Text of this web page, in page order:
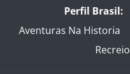
Perfil Brasil:
Aventuras Na Historia
Recreio